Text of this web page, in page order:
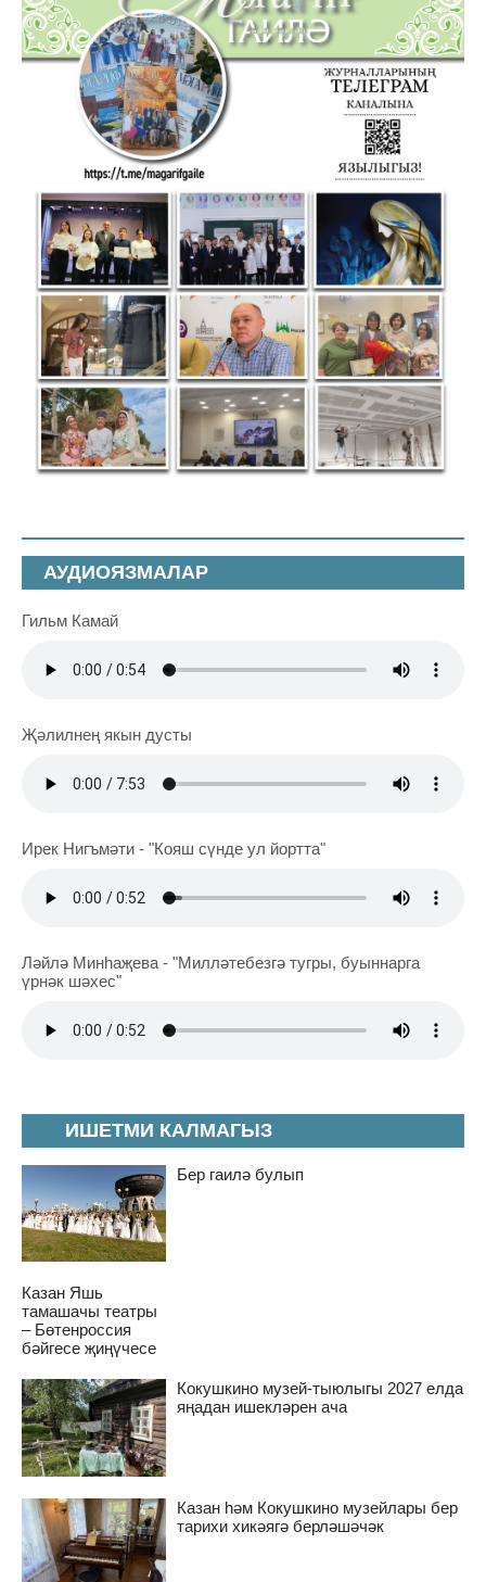
ИШЕТМИ КАЛМАГЫЗ
Бер гаилә булып
Казан Яшь
тамашачы театры
– Бөтенроссия
бәйгесе җиңүчесе
Кокушкино музей-тыюлыгы 2027 елда
яңадан ишекләрен ача
Казан һәм Кокушкино музейлары бер
тарихи хикәягә берләшәчәк
АУДИОЯЗМАЛАР
Гильм Камай
Җәлилнең якын дусты
Ирек Нигъмәти - "Кояш сүнде ул йортта"
Ләйлә Минһаҗева - "Милләтебезгә тугры, буыннарга
үрнәк шәхес"